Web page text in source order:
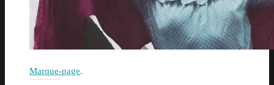
Marque-page.